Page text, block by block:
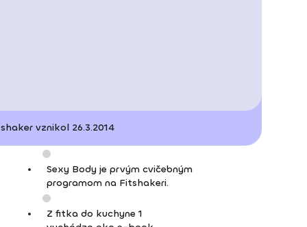
vznikol 26.3.2014
Sexy Body je prvým cvičebným
programom na Fitshakeri.
Z fitka do kuchyne 1